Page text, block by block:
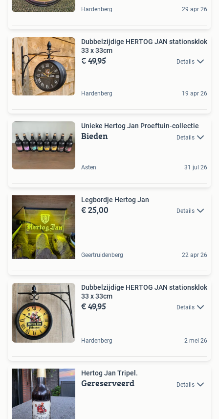
Hardenberg 29 apr 26
Dubbelzijdige HERTOG JAN stationsklok
33 x 33cm
€ 49,95 Details
Hardenberg 19 apr 26
Unieke Hertog Jan Proeftuin-collectie
Bieden Details
Asten 31 jul 26
Legbordje Hertog Jan
€ 25,00 Details
Geertruidenberg 22 apr 26
Dubbelzijdige HERTOG JAN stationsklok
33 x 33cm
€ 49,95 Details
Hardenberg 2 mei 26
Hertog Jan Tripel.
Gereserveerd Details